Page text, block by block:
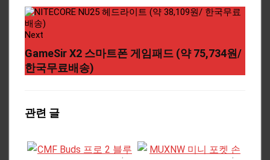
Next
GameSir X2 스마트폰 게임패드 (약 75,734원/
한국무료배송)
관련 글